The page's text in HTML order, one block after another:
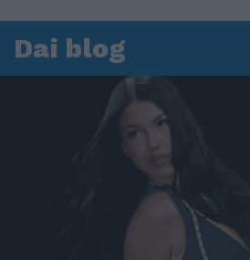
Dai blog